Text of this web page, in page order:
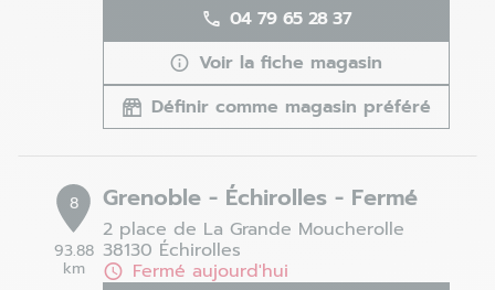
04 79 65 28 37
Voir la fiche magasin
Définir comme magasin préféré
8
93.88
km
Grenoble - Échirolles - Fermé
2 place de La Grande Moucherolle
38130 Échirolles
Fermé aujourd'hui